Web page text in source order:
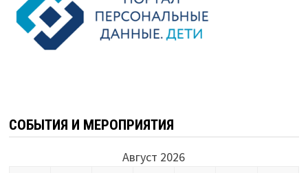
СОБЫТИЯ И МЕРОПРИЯТИЯ
Август 2026